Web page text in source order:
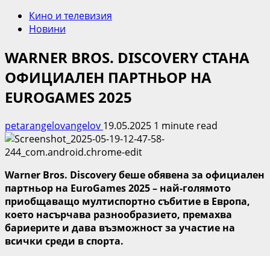
Кино и телевизия
Новини
WARNER BROS. DISCOVERY СТАНА
ОФИЦИАЛЕН ПАРТНЬОР НА
EUROGAMES 2025
petarangelovangelov 19.05.2025 1 minute read
Warner Bros. Discovery беше обявена за официален
партньор на EuroGames 2025 – най-голямото
приобщаващо мултиспортно събитие в Европа,
което насърчава разнообразието, премахва
бариерите и дава възможност за участие на
всички среди в спорта.